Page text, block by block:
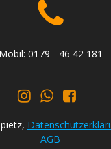
Mobil: 0179 - 46 42 181
AGB